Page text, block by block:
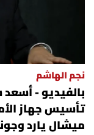
نجم الهاشم
تأسيس جهاز
ميشال يارد